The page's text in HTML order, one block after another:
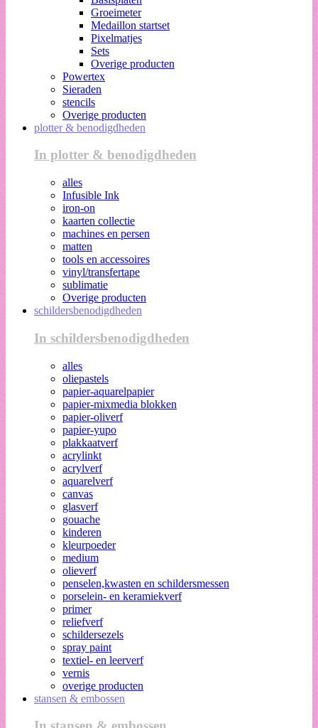
Groeimeter
Medaillon startset
Pixelmatjes
Sets
Overige producten
Powertex
Sieraden
stencils
Overige producten
plotter & benodigdheden
In plotter & benodigdheden
alles
Infusible Ink
iron-on
kaarten collectie
machines en persen
matten
tools en accessoires
vinyl/transfertape
sublimatie
Overige producten
schildersbenodigdheden
In schildersbenodigdheden
alles
oliepastels
papier-aquarelpapier
papier-mixmedia blokken
papier-oliverf
papier-yupo
plakkaatverf
acrylinkt
acrylverf
aquarelverf
canvas
glasverf
gouache
kinderen
kleurpoeder
medium
olieverf
penselen,kwasten en schildersmessen
porselein- en keramiekverf
primer
reliefverf
schildersezels
spray paint
textiel- en leerverf
vernis
overige producten
stansen & embossen